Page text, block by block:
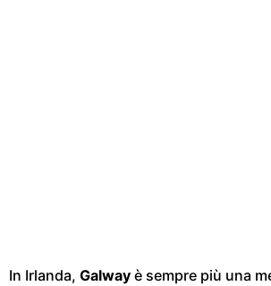
In Irlanda, Galway è sempre più una